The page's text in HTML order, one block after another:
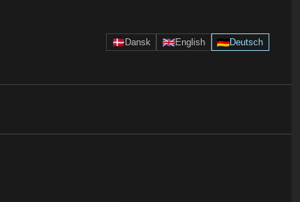
Dansk English Deutsch